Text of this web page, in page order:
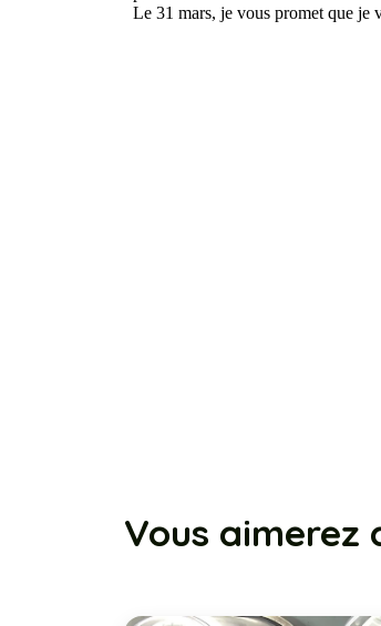
Vous aimerez